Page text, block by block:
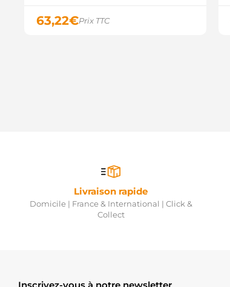
63,22€Prix TTC
Livraison rapide
Domicile | France & International | Click &
Collect